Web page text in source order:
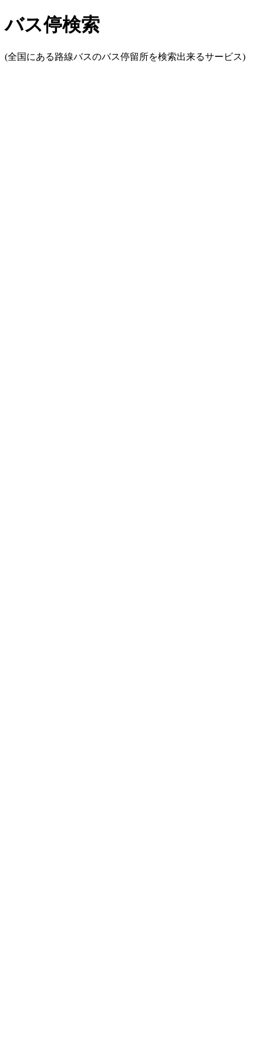
バス停検索
(全国にある路線バスのバス停留所を検索出来るサービス)